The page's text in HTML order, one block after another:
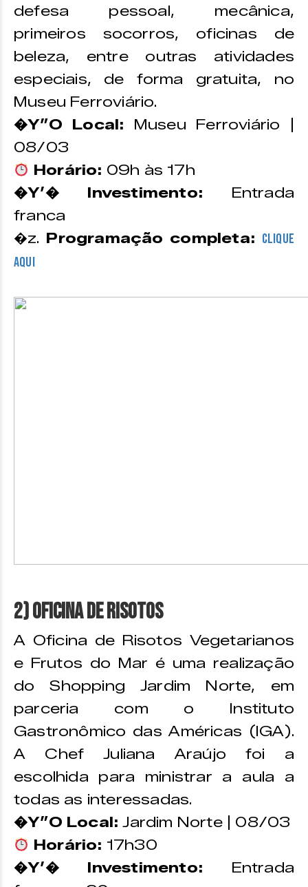
defesa pessoal, mecânica,
primeiros socorros, oficinas de
beleza, entre outras atividades
especiais, de forma gratuita, no
Museu Ferroviário.
�Y”O Local: Museu Ferroviário |
08/03
Horário: 09h às 17h
�Y’� Investimento: Entrada
franca
�z. Programação completa: CLIQUE
AQUI
2) Oficina de Risotos
A Oficina de Risotos Vegetarianos
e Frutos do Mar é uma realização
do Shopping Jardim Norte, em
parceria com o Instituto
Gastronômico das Américas (IGA).
A Chef Juliana Araújo foi a
escolhida para ministrar a aula a
todas as interessadas.
�Y”O Local: Jardim Norte | 08/03
Horário: 17h30
�Y’� Investimento: Entrada